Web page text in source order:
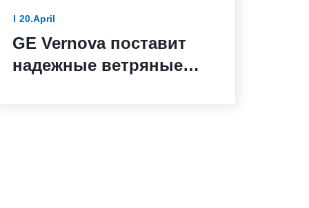
20.April
GE Vernova поставит
надежные ветряные